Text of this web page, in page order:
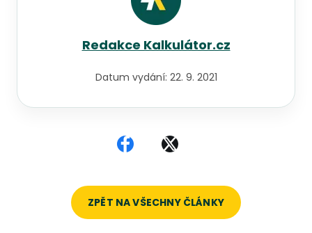
Redakce Kalkulátor.cz
Datum vydání: 22. 9. 2021
Sdílet na Facebooku
Sdílet na X
ZPĚT NA VŠECHNY ČLÁNKY